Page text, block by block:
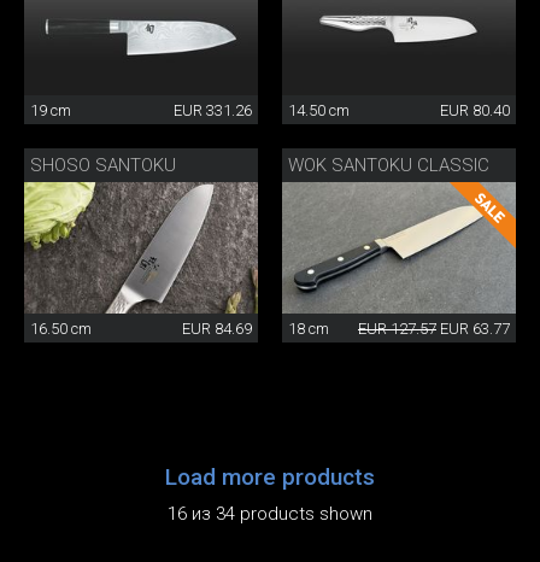
19 cm EUR 331.26 14.50 cm EUR 80.40
SHOSO SANTOKU
16.50 cm EUR 84.69
WOK SANTOKU CLASSIC
18 cm EUR 127.57 EUR 63.77
Load more products
16 из 34 products shown